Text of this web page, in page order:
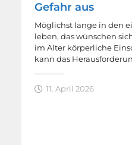
Gefahr aus
Möglichst lange in den
leben, das wünschen
im Alter körperliche
kann das
11. April 2026